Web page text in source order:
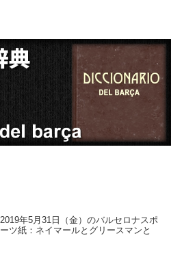
2019年5月31日（金）のバルセロナスポ
ーツ紙：ネイマールとグリースマンと